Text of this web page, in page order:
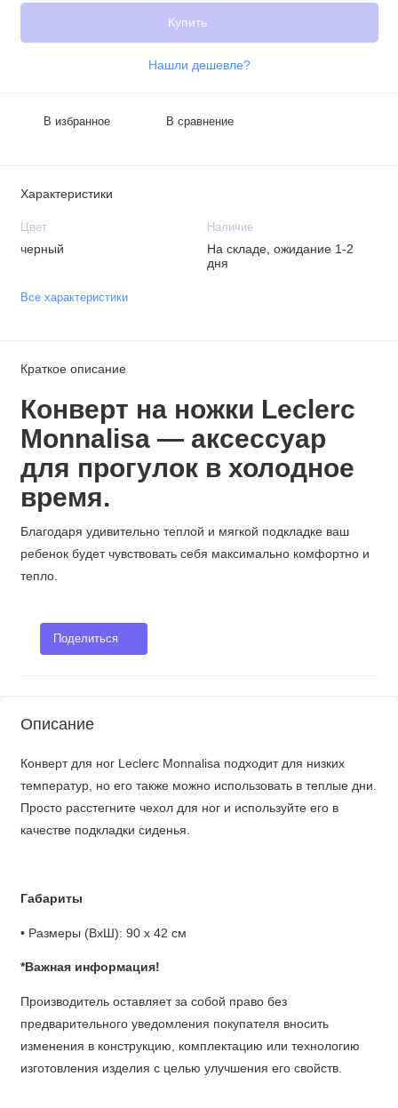
Купить
Нашли дешевле?
В избранное В сравнение
Характеристики
Цвет
черный
Наличие
На складе, ожидание 1-2
дня
Все характеристики
Краткое описание
Конверт на ножки Leclerc
Monnalisa — аксессуар
для прогулок в холодное
время.
Благодаря удивительно теплой и мягкой подкладке ваш
ребенок будет чувствовать себя максимально комфортно и
тепло.
Поделиться
Описание
Конверт для ног Leclerc Monnalisa подходит для низких
температур, но его также можно использовать в теплые дни.
Просто расстегните чехол для ног и используйте его в
качестве подкладки сиденья.
Габариты
• Размеры (ВхШ): 90 х 42 см
*Важная информация!
Производитель оставляет за собой право без
предварительного уведомления покупателя вносить
изменения в конструкцию, комплектацию или технологию
изготовления изделия с целью улучшения его свойств.